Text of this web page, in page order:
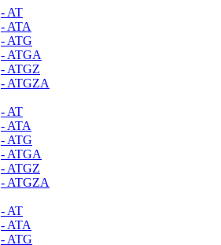
- AT
- ATA
- ATG
- ATGA
- ATGZ
- ATGZA
- AT
- ATA
- ATG
- ATGA
- ATGZ
- ATGZA
- AT
- ATA
- ATG